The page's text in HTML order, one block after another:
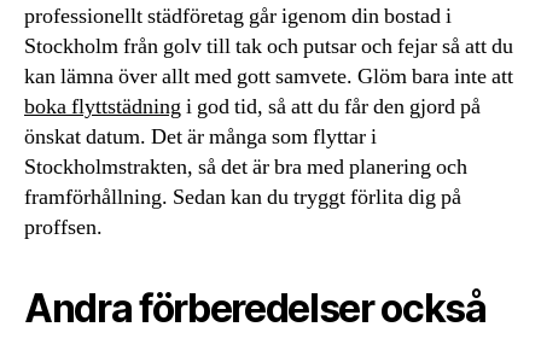
professionellt städföretag går igenom din bostad i
Stockholm från golv till tak och putsar och fejar så att du
kan lämna över allt med gott samvete. Glöm bara inte att
boka flyttstädningi god tid, så att du får den gjord på
önskat datum. Det är många som flyttar i
Stockholmstrakten, så det är bra med planering och
framförhållning. Sedan kan du tryggt förlita dig på
proffsen.
Andra förberedelser också